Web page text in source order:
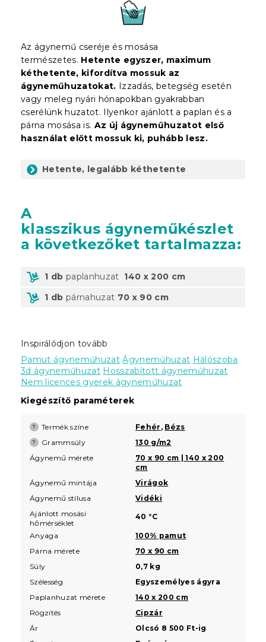
Az ágynemű cseréje és mosása
természetes. Hetente egyszer, maximum
kéthetente, kifordítva mossuk az
ágyneműhuzatokat. Izzadás, betegség esetén
vagy meleg nyári hónapokban gyakrabban
cserélünk huzatot. Ilyenkor ajánlott a paplan és a
párna mosása is. Az új ágyneműhuzatot első
használat előtt mossuk ki, puhább lesz.
Hetente, legalább kéthetente
A
klasszikus ágyneműkészlet
a következőket tartalmazza:
1 db paplanhuzat 140 x 200 cm
1 db párnahuzat 70 x 90 cm
Inspirálódjon tovább
Pamut ágyneműhuzat Ágyneműhuzat Hálószoba
3d ágyneműhuzat Hosszabított ágyneműhuzat
Nem licences gyerek ágyneműhuzat
Kiegészítő paraméterek
? Termék színe Fehér , Bézs
? Grammsúly
130 g/m2
Ágynemű mérete
70 x 90 cm | 140 x 200
cm
Ágynemű mintája
Virágok
Ágynemű stílusa
Vidéki
Ajánlott mosási
hőmérséklet
40 °C
Anyaga
100% pamut
Párna mérete
70 x 90 cm
Súly
0,7 kg
Szélesség
Egyszemélyes ágyra
Paplanhuzat mérete
140 x 200 cm
Rögzítés
Cipzár
Ár
Olcsó 8 500 Ft-ig